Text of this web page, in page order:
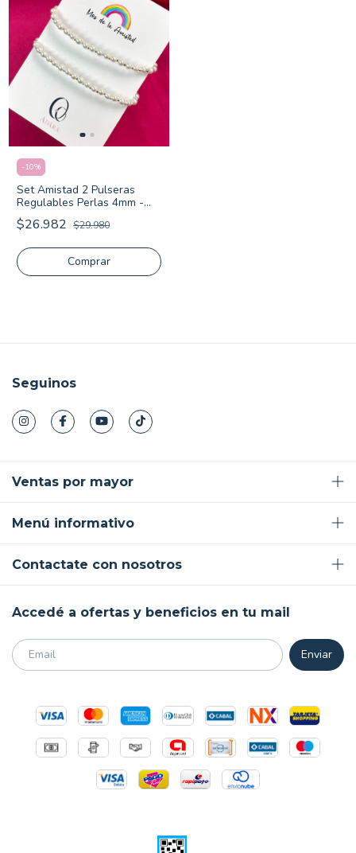
-10%
Set Amistad 2 Pulseras
Regulables Perlas 4mm -
Plata 925
$26.982 $29.980
Seguinos
Ventas por mayor
Menú informativo
Contactate con nosotros
Accedé a ofertas y beneficios en tu mail